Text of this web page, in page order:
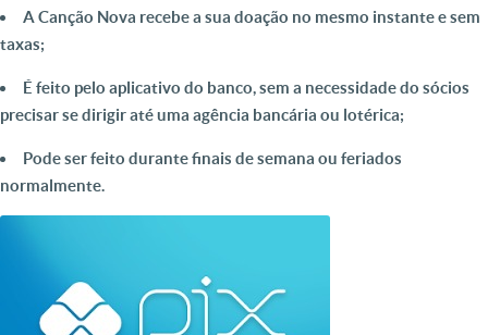
A Canção Nova recebe a sua doação no mesmo instante e sem
taxas;
É feito pelo aplicativo do banco, sem a necessidade do sócios
precisar se dirigir até uma agência bancária ou lotérica;
Pode ser feito durante finais de semana ou feriados
normalmente.